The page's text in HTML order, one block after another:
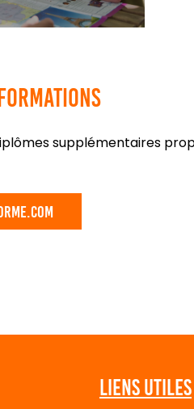
supplémentaires
Liens utiles